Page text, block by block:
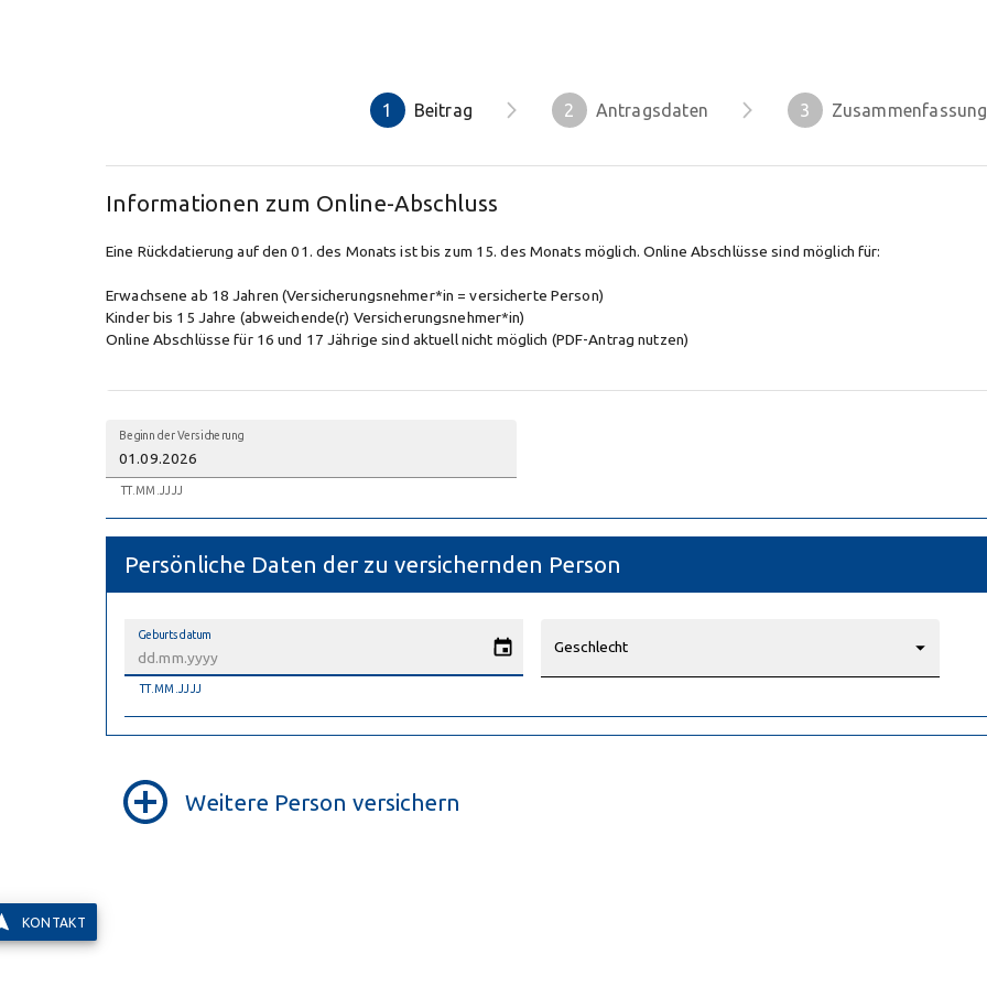
1 Beitrag 2 Antragsdaten 3 Zusammenfassung
Informationen zum Online-Abschluss
Eine Rückdatierung auf den 01. des Monats ist bis zum 15. des Monats möglich. Online Abschlüsse sind möglich für:
Erwachsene ab 18 Jahren (Versicherungsnehmer*in = versicherte Person)
Kinder bis 15 Jahre (abweichende(r) Versicherungsnehmer*in)
Online Abschlüsse für 16 und 17 Jährige sind aktuell nicht möglich (PDF-Antrag nutzen)
Beginn der Versicherung
TT.MM.JJJJ
Persönliche Daten der zu versichernden Person
Geburtsdatum
TT.MM.JJJJ
Geschlecht
Weitere Person versichern
KONTAKT